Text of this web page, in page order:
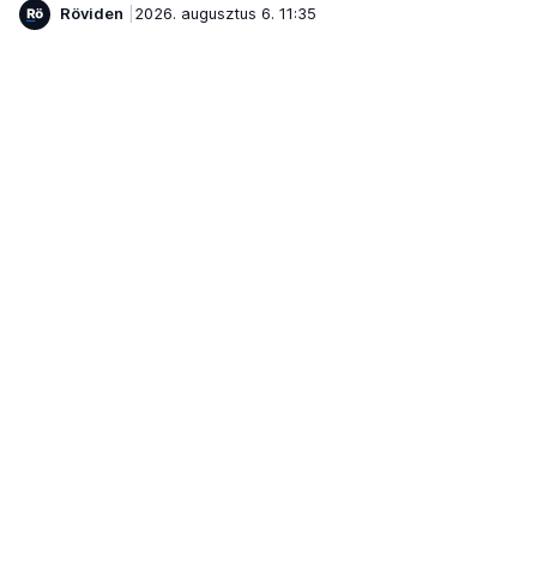
Röviden
2026. augusztus 6. 11:35